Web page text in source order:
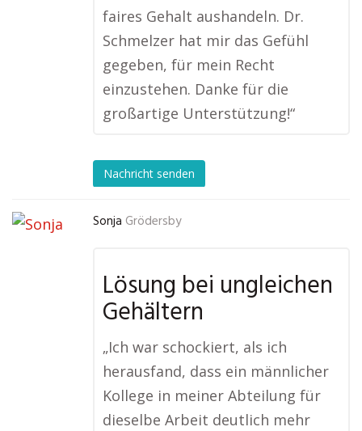
faires Gehalt aushandeln. Dr.
Schmelzer hat mir das Gefühl
gegeben, für mein Recht
einzustehen. Danke für die
großartige Unterstützung!“
Nachricht senden
Sonja Grödersby
Lösung bei ungleichen
Gehältern
„Ich war schockiert, als ich
herausfand, dass ein männlicher
Kollege in meiner Abteilung für
dieselbe Arbeit deutlich mehr